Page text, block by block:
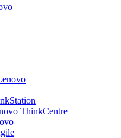
ThinkCentre